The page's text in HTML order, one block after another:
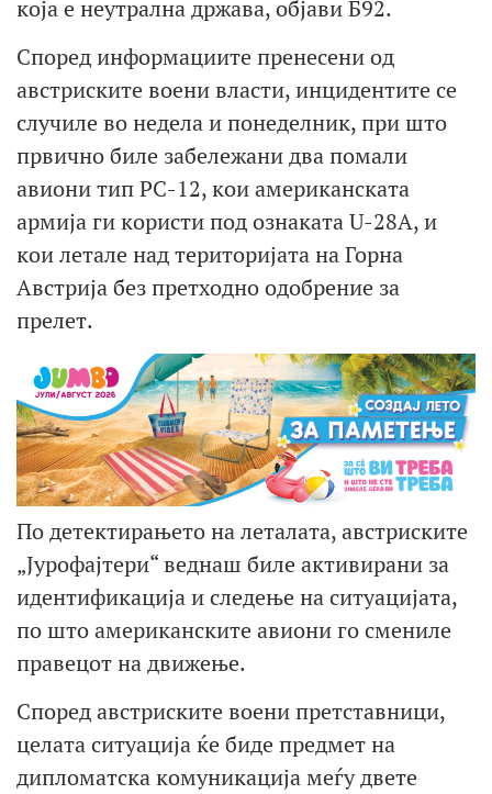
која е неутрална држава, објави Б92.
Според информациите пренесени од
австриските воени власти, инцидентите се
случиле во недела и понеделник, при што
првично биле забележани два помали
авиони тип PC-12, кои американската
армија ги користи под ознаката U-28A, и
кои летале над територијата на Горна
Австрија без претходно одобрение за
прелет.
По детектирањето на леталата, австриските
„Јурофајтери“ веднаш биле активирани за
идентификација и следење на ситуацијата,
по што американските авиони го смениле
правецот на движење.
Според австриските воени претставници,
целата ситуација ќе биде предмет на
дипломатска комуникација меѓу двете